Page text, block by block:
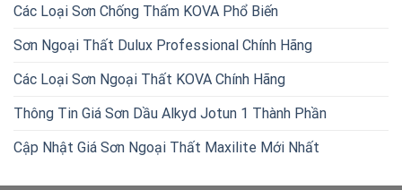
Các Loại Sơn Chống Thấm KOVA Phổ Biến
Sơn Ngoại Thất Dulux Professional Chính Hãng
Các Loại Sơn Ngoại Thất KOVA Chính Hãng
Thông Tin Giá Sơn Dầu Alkyd Jotun 1 Thành Phần
Cập Nhật Giá Sơn Ngoại Thất Maxilite Mới Nhất